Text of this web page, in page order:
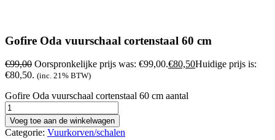
Gofire Oda vuurschaal cortenstaal 60 cm
€99,00 Oorspronkelijke prijs was: €99,00.€80,50Huidige prijs is:
€80,50. (inc. 21% BTW)
Gofire Oda vuurschaal cortenstaal 60 cm aantal
Voeg toe aan de winkelwagen
Categorie: Vuurkorven/schalen